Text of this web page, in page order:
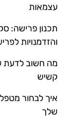
עצמאות
תכנון פרישה:
והזדמנויות
מה חשוב לדעת
קשיש
איך לבחור
שלך